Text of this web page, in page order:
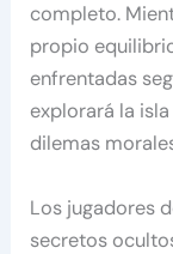
completo.
propio
enfrentadas
explorará la
dilemas
Los jugadores
secretos